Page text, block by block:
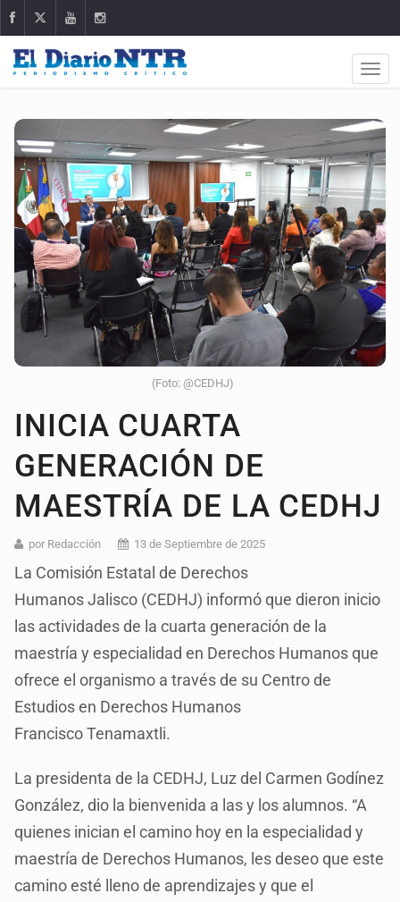
(Foto: @CEDHJ)
INICIA CUARTA
GENERACIÓN DE
MAESTRÍA DE LA CEDHJ
por Redacción 13 de Septiembre de 2025
La Comisión Estatal de Derechos
Humanos Jalisco (CEDHJ) informó que dieron inicio
las actividades de la cuarta generación de la
maestría y especialidad en Derechos Humanos que
ofrece el organismo a través de su Centro de
Estudios en Derechos Humanos
Francisco Tenamaxtli.
La presidenta de la CEDHJ, Luz del Carmen Godínez
González, dio la bienvenida a las y los alumnos. “A
quienes inician el camino hoy en la especialidad y
maestría de Derechos Humanos, les deseo que este
camino esté lleno de aprendizajes y que el